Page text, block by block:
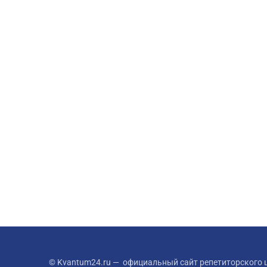
© Kvantum24.ru — официальный сайт репетиторского